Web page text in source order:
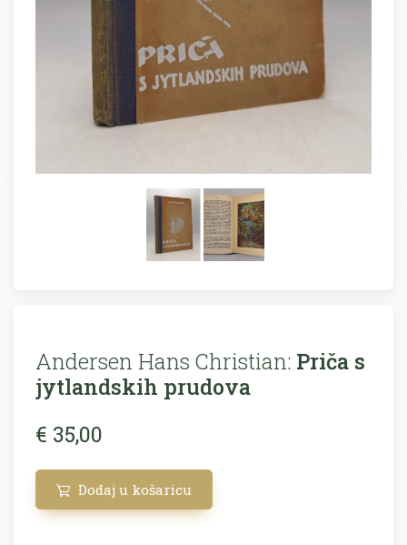
Andersen Hans Christian: Priča s
jytlandskih prudova
€ 35,00
Dodaj u košaricu